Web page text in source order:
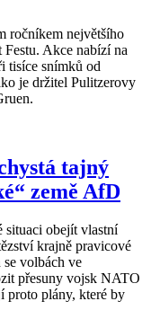
ročníkem největšího
Akce nabízí na
tisíce snímků od
je držitel Pulitzerovy
tajný
země AfD
situaci obejít vlastní
krajně pravicové
volbách ve
přesuny vojsk NATO
proto plány, které by